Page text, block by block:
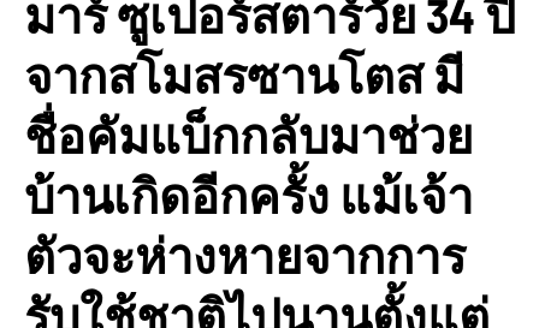
มาร์ ซูเปอร์สตาร์วัย 34 ปี
จากสโมสรซานโตส มี
ชื่อคัมแบ็กกลับมาช่วย
บ้านเกิดอีกครั้ง แม้เจ้า
ตัวจะห่างหายจากการ
รับใช้ชาติไปนานตั้งแต่